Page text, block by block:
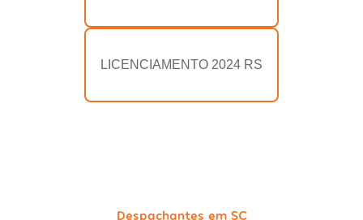
LICENCIAMENTO 2024 RS
Despachantes em SC